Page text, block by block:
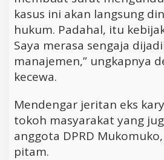
kasus ini akan langsung
hukum. Padahal, itu
Saya merasa sengaja
manajemen,” ungkapnya
kecewa.
Mendengar jeritan eks
tokoh masyarakat yang
anggota DPRD
pitam.